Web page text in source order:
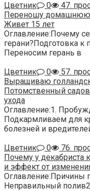
Цветник
0
47.
Переношу домашнюю
Живет 15 лет
Оглавление:Почему
герани?Подготовка к
Переносим герань в
Цветник
0
57.
Выращиваю
Потомственный
ухода
Оглавление:1.
Подкармливаем для
болезней и
Цветник
0
76.
Почему у декабриста
и эффект от
Оглавление:Причины
Неправильный